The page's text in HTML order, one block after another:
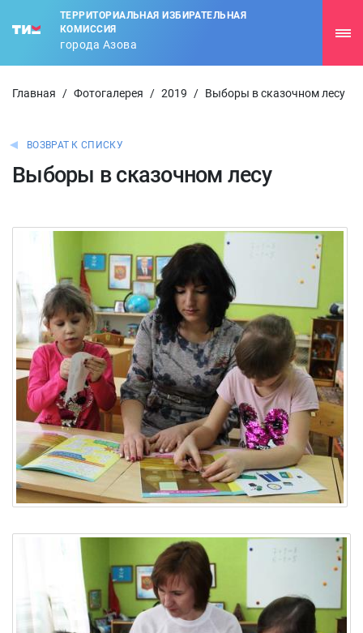
ТЕРРИТОРИАЛЬНАЯ ИЗБИРАТЕЛЬНАЯ
КОМИССИЯ
города Азова
Главная / Фотогалерея / 2019 / Выборы в сказочном лесу
ВОЗВРАТ К СПИСКУ
Выборы в сказочном лесу